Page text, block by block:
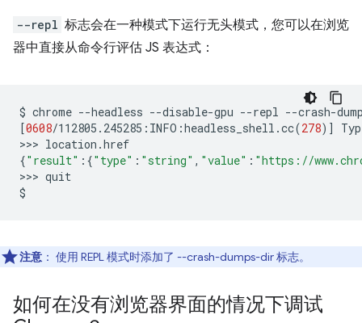
--repl 标志会在一种模式下运行无头模式，您可以在浏览
器中直接从命令行评估 JS 表达式：
$ chrome --headless --disable-gpu --repl --crash-
[0608/112805.245285:INFO:headless_shell.cc(278)]
>>>
{"result" : {"type" : "string" , "value" : "https://
>>> quit
注意 ： 使用 REPL 模式时添加了 --crash-dumps-dir 标志。
如何在没有浏览器界面的情况下调试